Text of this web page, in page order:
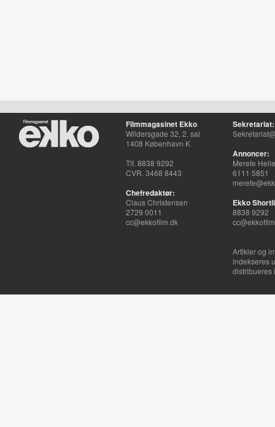
Filmmagasinet Ekko
Wildersgade 32, 2. sal
1408 København K
Tlf. 8838 9292
CVR. 3468 8443
Chefredaktør:
Claus Christensen
2729 0011
cc@ekkofilm.dk
Sekretariat:
Annoncer:
Merete
6111 5851
Ekko
8838 9292
Artikler og
indekseres
distribueres